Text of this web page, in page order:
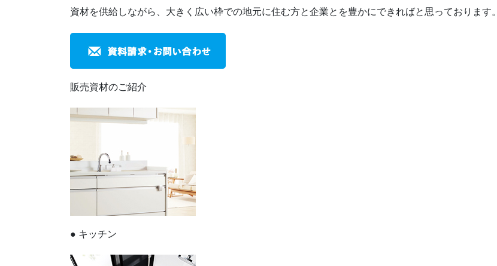
資材を供給しながら、大きく広い枠での地元に住む方と企業とを豊かにできればと思っております。
販売資材のご紹介
● キッチン